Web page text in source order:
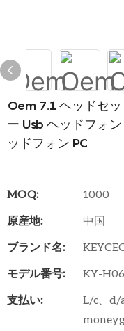
Oem 7.1 ヘッドセ
ー Usb ヘッドフォ
ッドフォン PC
MOQ:
1000
原産地:
中国
ブランド名:
モデル番号:
KY-
支払い:
L/c、d/